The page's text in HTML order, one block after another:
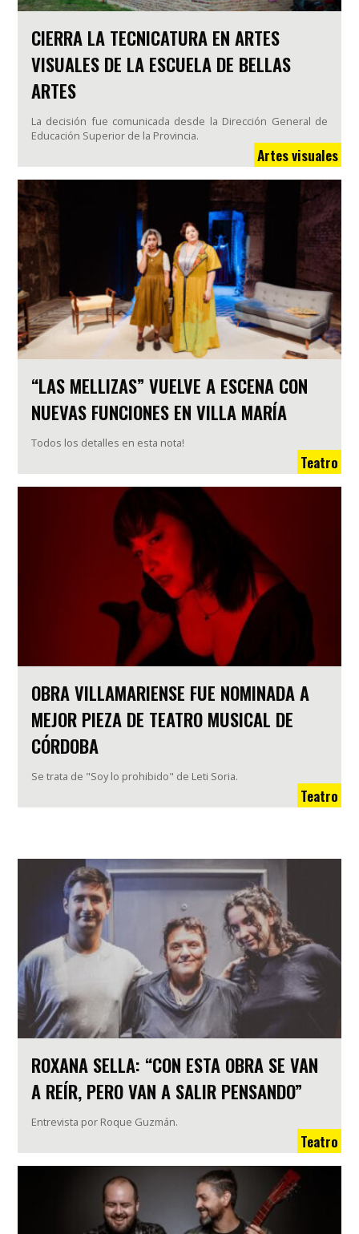
CIERRA LA TECNICATURA EN ARTES
VISUALES DE LA ESCUELA DE BELLAS
ARTES
La decisión fue comunicada desde la Dirección General de
Educación Superior de la Provincia.
Artes visuales
“LAS MELLIZAS” VUELVE A ESCENA CON
NUEVAS FUNCIONES EN VILLA MARÍA
Todos los detalles en esta nota!
Teatro
OBRA VILLAMARIENSE FUE NOMINADA A
MEJOR PIEZA DE TEATRO MUSICAL DE
CÓRDOBA
Se trata de "Soy lo prohibido" de Leti Soria.
Teatro
ROXANA SELLA: “CON ESTA OBRA SE VAN
A REÍR, PERO VAN A SALIR PENSANDO”
Entrevista por Roque Guzmán.
Teatro